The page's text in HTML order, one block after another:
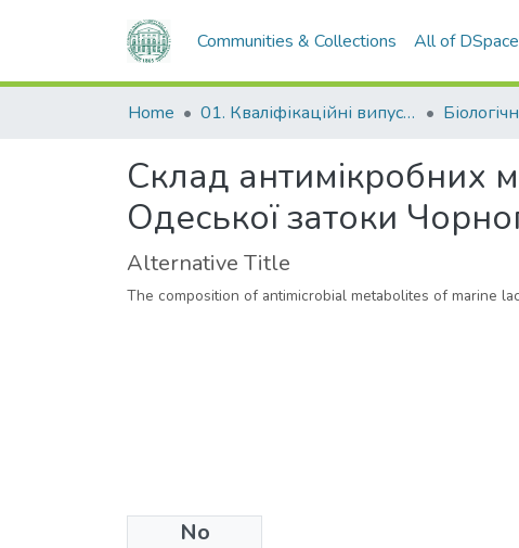
Communities & Collections All of DSpace
Home 01. Кваліфікаційні випускні роботи здобувачів вищої освіти
Склад антимікробних
Одеської затоки
Alternative Title
The composition of antimicrobial metabolites of marine
No